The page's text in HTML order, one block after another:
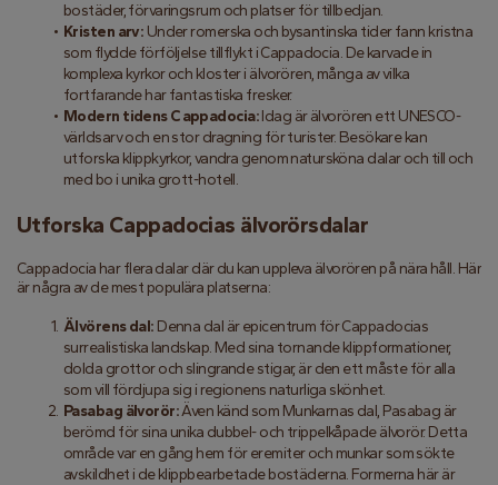
bostäder, förvaringsrum och platser för tillbedjan.
Kristen arv: Under romerska och bysantinska tider fann kristna
som flydde förföljelse tillflykt i Cappadocia. De karvade in
komplexa kyrkor och kloster i älvorören, många av vilka
fortfarande har fantastiska fresker.
Modern tidens Cappadocia: Idag är älvorören ett UNESCO-
världsarv och en stor dragning för turister. Besökare kan
utforska klippkyrkor, vandra genom natursköna dalar och till och
med bo i unika grott-hotell.
Utforska Cappadocias älvorörsdalar
Cappadocia har flera dalar där du kan uppleva älvorören på nära håll. Här
är några av de mest populära platserna:
Älvörens dal: Denna dal är epicentrum för Cappadocias
surrealistiska landskap. Med sina tornande klippformationer,
dolda grottor och slingrande stigar, är den ett måste för alla
som vill fördjupa sig i regionens naturliga skönhet.
Pasabag älvorör: Även känd som Munkarnas dal, Pasabag är
berömd för sina unika dubbel- och trippelkåpade älvorör. Detta
område var en gång hem för eremiter och munkar som sökte
avskildhet i de klippbearbetade bostäderna. Formerna här är